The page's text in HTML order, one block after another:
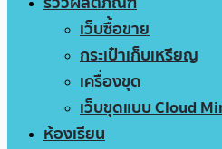
เว็บซื้อขาย
กระเป๋าเก็บเหรียญ
เครื่องขุด
เว็บขุดแบบ Cloud
ห้องเรียน